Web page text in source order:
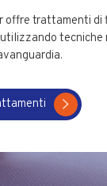
offre trattamenti di
tecniche